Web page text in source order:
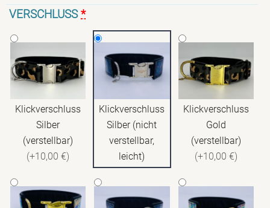
VERSCHLUSS *
Klickverschluss
Silber
(verstellbar)
(+10,00 €)
Klickverschluss
Silber (nicht
verstellbar,
leicht)
Klickverschluss
Gold
(verstellbar)
(+10,00 €)